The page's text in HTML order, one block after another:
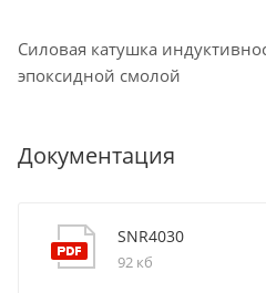
Силовая катушка
эпоксидной смолой
Документация
SNR4030
92 кб